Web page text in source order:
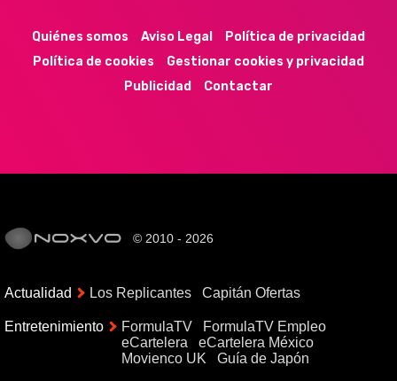
Quiénes somos Aviso Legal
Política de privacidad
Política de cookies
Gestionar cookies y privacidad
Publicidad
Contactar
© 2010 - 2026
Actualidad Los Replicantes Capitán Ofertas
Entretenimiento FormulaTV
FormulaTV Empleo
eCartelera
eCartelera México
Movienco UK
Guía de Japón